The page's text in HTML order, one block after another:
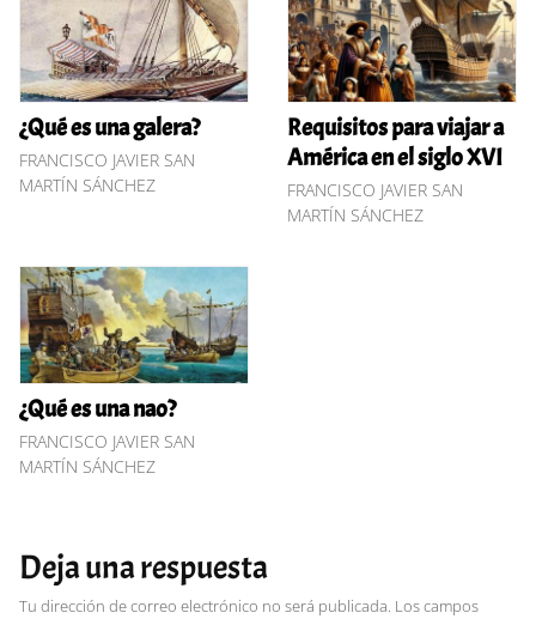
¿Qué es una galera?
FRANCISCO JAVIER SAN
MARTÍN SÁNCHEZ
Requisitos para viajar a
América en el siglo XVI
FRANCISCO JAVIER SAN
MARTÍN SÁNCHEZ
¿Qué es una nao?
FRANCISCO JAVIER SAN
MARTÍN SÁNCHEZ
Deja una respuesta
Tu dirección de correo electrónico no será publicada. Los campos